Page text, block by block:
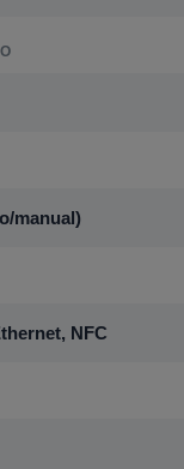
manual)
NFC